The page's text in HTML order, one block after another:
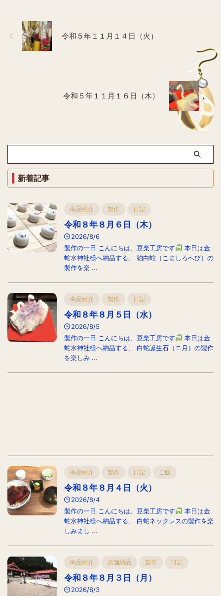
令和５年１１月１４日（火）
令和５年１１月１６日（木）
新着記事
商品紹介 製作 日記
令和８年８月６日（木）
2026/8/6
製作の一日 こんにちは、豆柴工房です
本日は金
蛇水神社様へ納品する、 狛白蛇（こましろへび）の
製作を楽 ...
商品紹介 製作 日記
令和８年８月５日（水）
2026/8/5
製作の一日 こんにちは、豆柴工房です
本日は金
蛇水神社様へ納品する、 白蛇誕生石（ニ月）の製作
を楽しみ ...
商品紹介 製作 日記 ご飯
令和８年８月４日（火）
2026/8/4
製作の一日 こんにちは、豆柴工房です
本日は金
蛇水神社様へ納品する、 白蛇ネックレスの製作を楽
しみまし ...
商品紹介 店舗納品 製作 日記
令和８年８月３日（月）
2026/8/3